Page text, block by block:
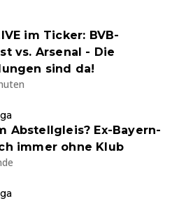
im Ticker: BVB-
vs. Arsenal - Die
sind da!
Abstellgleis? Ex-Bayern-
immer ohne Klub